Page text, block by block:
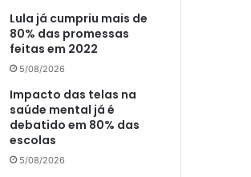
Lula já cumpriu mais de
80% das promessas
feitas em 2022
5/08/2026
Impacto das telas na
saúde mental já é
debatido em 80% das
escolas
5/08/2026